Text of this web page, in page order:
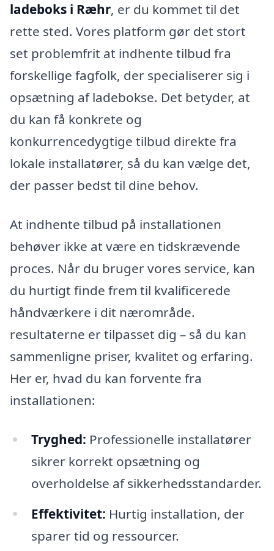
ladeboks i Ræhr, er du kommet til det
rette sted. Vores platform gør det stort
set problemfrit at indhente tilbud fra
forskellige fagfolk, der specialiserer sig i
opsætning af ladebokse. Det betyder, at
du kan få konkrete og
konkurrencedygtige tilbud direkte fra
lokale installatører, så du kan vælge det,
der passer bedst til dine behov.
At indhente tilbud på installationen
behøver ikke at være en tidskrævende
proces. Når du bruger vores service, kan
du hurtigt finde frem til kvalificerede
håndværkere i dit nærområde.
resultaterne er tilpasset dig – så du kan
sammenligne priser, kvalitet og erfaring.
Her er, hvad du kan forvente fra
installationen:
Tryghed: Professionelle installatører
sikrer korrekt opsætning og
overholdelse af sikkerhedsstandarder.
Effektivitet: Hurtig installation, der
sparer tid og ressourcer.